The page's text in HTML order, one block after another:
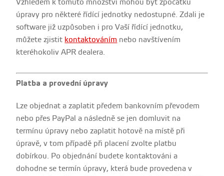
Vzhledem k tomuto množství mohou být zpočátku
úpravy pro některé řídící jednotky nedostupné. Zdali je
software již uzpůsoben i pro Vaší řídící jednotku,
můžete zjistit kontaktováním nebo navštívením
kteréhokoliv APR dealera.
Platba a provední úpravy
Lze objednat a zaplatit předem bankovním převodem
nebo přes PayPal a následně se jen domluvit na
termínu úpravy nebo zaplatit hotově na místě při
úpravě, v tom případě při placení zvolte platbu
dobírkou. Po objednání budete kontaktováni a
dohodne se termín úpravy, která bude provedena v